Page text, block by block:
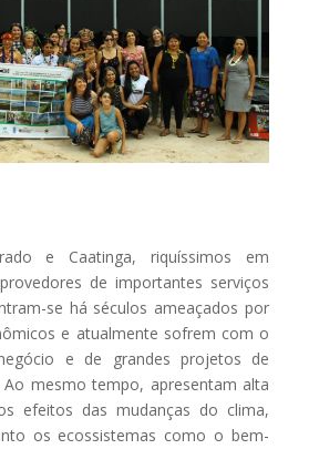
e Caatinga, riquíssimos em
de importantes serviços
se há séculos ameaçados por
e atualmente sofrem com o
e de grandes projetos de
Ao mesmo tempo, apresentam alta
efeitos das mudanças do clima,
os ecossistemas como o bem-